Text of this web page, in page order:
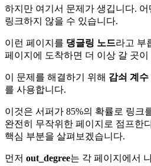
하지만 여기서 문제가 생깁니다.
링크하지 않을 수 있습니다.
이런 페이지를 댕글링 노드라고 부
페이지에 도착하면 더 이상 갈 곳이
이 문제를 해결하기 위해 감쇠 계수
를 사용합니다.
이것은 서퍼가 85%의 확률로 링크
완전히 무작위한 페이지로 점프한
핵심 부분을 살펴보겠습니다.
먼저 out_degree는 각 페이지에서